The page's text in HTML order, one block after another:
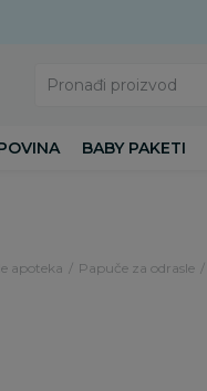
Pronađi proizvod
BABY PAKETI
apoteka Papuče za odrasle